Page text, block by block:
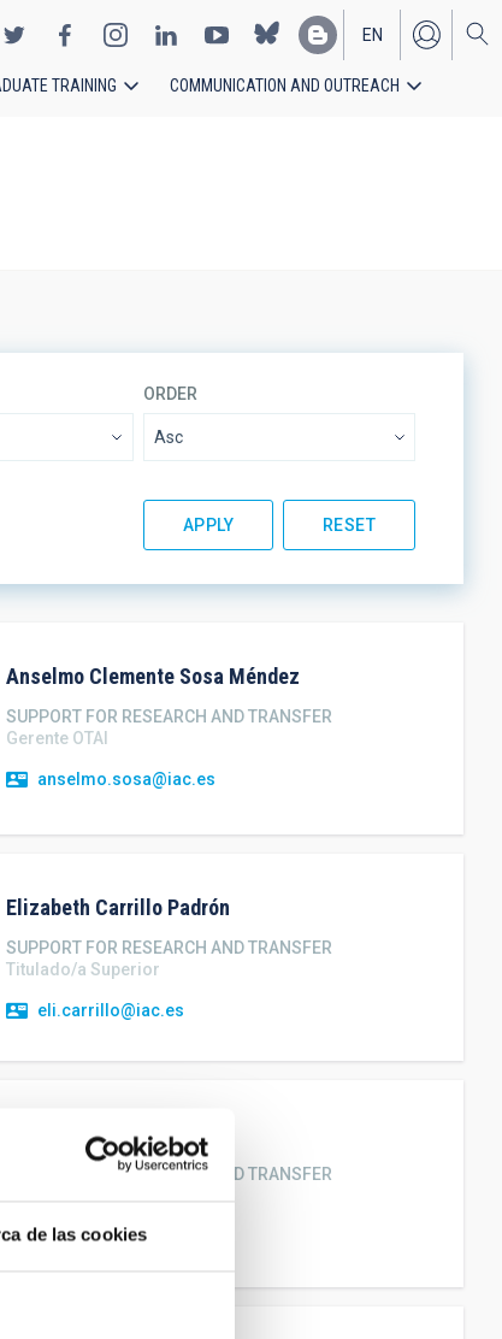
de las cookies
EN
ES
TRAINING COMMUNICATION AND OUTREACH
ORDER
Anselmo Clemente Sosa Méndez
SUPPORT FOR RESEARCH AND TRANSFER
Gerente OTAI
anselmo.sosa@iac.es
Elizabeth Carrillo Padrón
SUPPORT FOR RESEARCH AND TRANSFER
Titulado/a Superior
eli.carrillo@iac.es
Vidal Rohr
SUPPORT FOR RESEARCH AND TRANSFER
maria.vidal@iac.es